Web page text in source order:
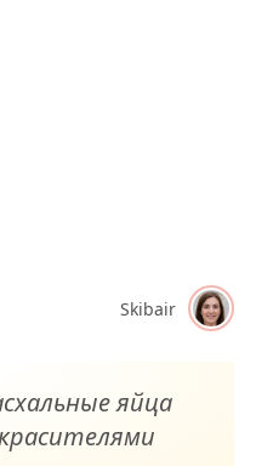
Skibair
яйца